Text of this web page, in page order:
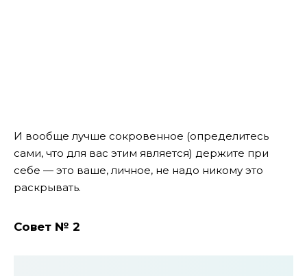
И вообще лучше сокровенное (определитесь
сами, что для вас этим является) держите при
себе — это ваше, личное, не надо никому это
раскрывать.
Совет № 2